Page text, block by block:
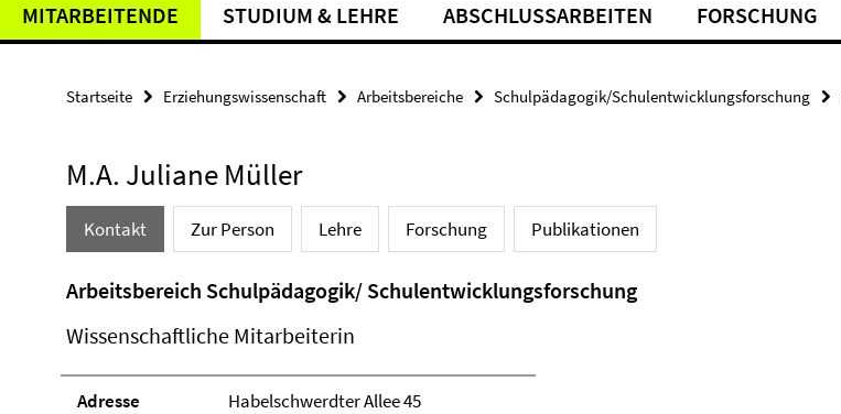
MITARBEITENDE STUDIUM & LEHRE ABSCHLUSSARBEITEN FORSCHUNG
Startseite Erziehungswissenschaft Arbeitsbereiche Schulpädagogik/Schulentwicklungsforschung
M.A. Juliane Müller
Kontakt Zur Person Lehre Forschung Publikationen
Arbeitsbereich Schulpädagogik/ Schulentwicklungsforschung
Wissenschaftliche Mitarbeiterin
Adresse
Habelschwerdter Allee 45